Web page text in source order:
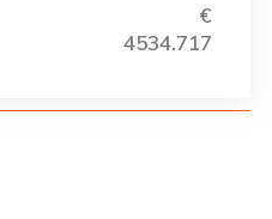
€
4534.717